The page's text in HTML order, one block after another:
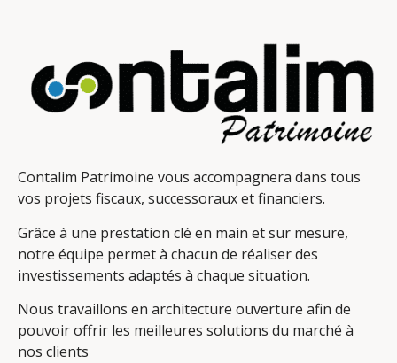
Contalim Patrimoine vous accompagnera dans tous
vos projets fiscaux, successoraux et financiers.
Grâce à une prestation clé en main et sur mesure,
notre équipe permet à chacun de réaliser des
investissements adaptés à chaque situation.
Nous travaillons en architecture ouverture afin de
pouvoir offrir les meilleures solutions du marché à
nos clients